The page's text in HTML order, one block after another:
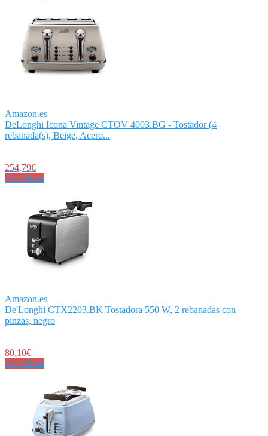
Amazon.es
DeLonghi Icona Vintage CTOV 4003.BG - Tostador (4
rebanada(s), Beige, Acero...
254,79€
Ver Oferta
Amazon.es
De'Longhi CTX2203.BK Tostadora 550 W, 2 rebanadas con
pinzas, negro
80,10€
Ver Oferta